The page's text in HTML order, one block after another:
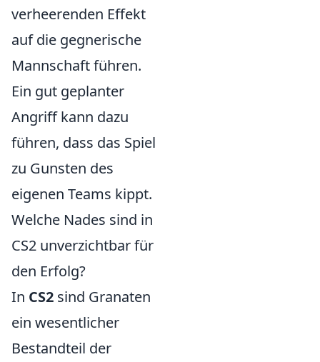
verheerenden Effekt
auf die gegnerische
Mannschaft führen.
Ein gut geplanter
Angriff kann dazu
führen, dass das Spiel
zu Gunsten des
eigenen Teams kippt.
Welche Nades sind in
CS2 unverzichtbar für
den Erfolg?
In CS2 sind Granaten
ein wesentlicher
Bestandteil der